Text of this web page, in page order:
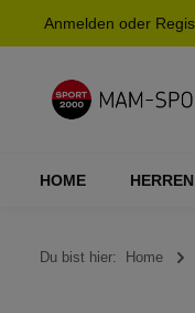
Zur
Anmelden oder
HOME HERREN
Du bist hier: Home